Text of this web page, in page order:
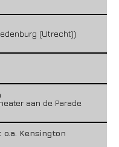
(Utrecht))
aan de Parade
Kensington